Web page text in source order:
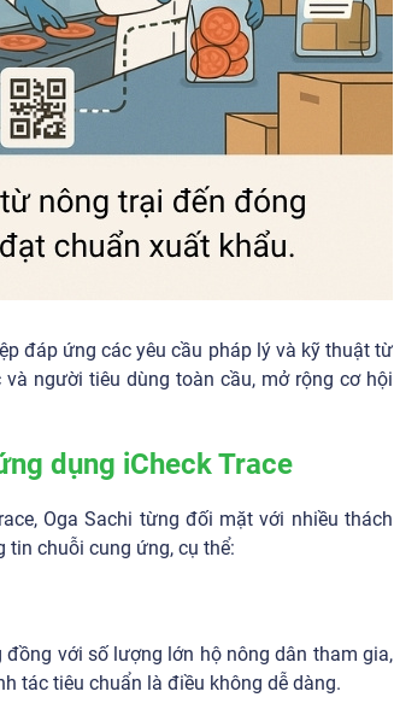
đáp ứng các yêu cầu pháp lý và kỹ thuật từ
người tiêu dùng toàn cầu, mở rộng cơ hội
dụng iCheck Trace
Oga Sachi từng đối mặt với nhiều thách
chuỗi cung ứng, cụ thể:
với số lượng lớn hộ nông dân tham gia,
tác tiêu chuẩn là điều không dễ dàng.